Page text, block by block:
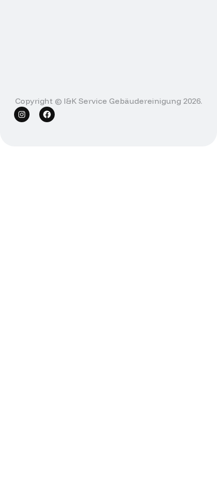
Copyright © I&K Service Gebäudereinigung 2026.